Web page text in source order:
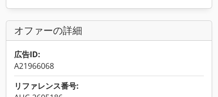
オファーの詳細
広告ID:
A21966068
リファレンス番号: